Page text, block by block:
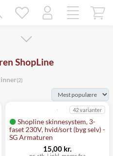
ShopLine
(2)
Shopline skinnesystem, 3-
faset 230V, hvid/sort (byg selv) -
SG Armaturen
42 varianter
15,00 kr.